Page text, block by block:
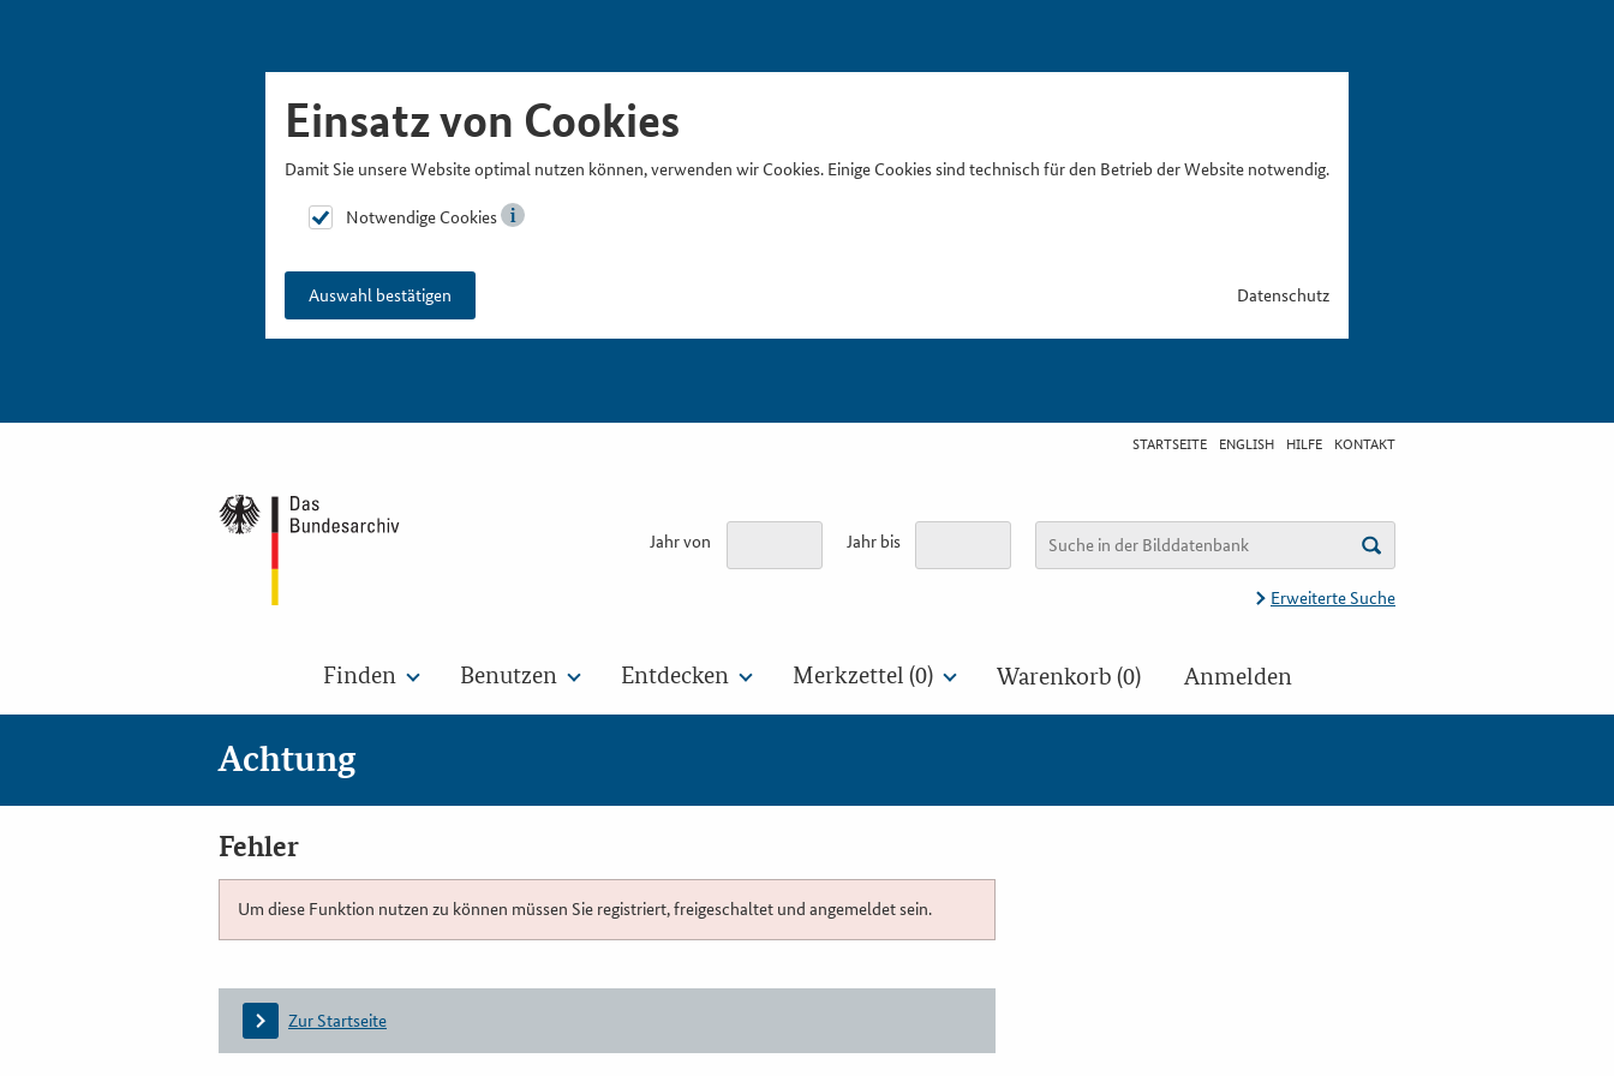
Einsatz von Cookies
Damit Sie unsere Website optimal nutzen können, verwenden wir Cookies. Einige Cookies sind technisch für den Betrieb der Website notwendig.
Notwendige Cookies
Auswahl bestätigen Datenschutz
STARTSEITE ENGLISH HILFE KONTAKT
Jahr von Jahr bis
Erweiterte Suche
Finden Benutzen Entdecken Merkzettel (0) Warenkorb (0) Anmelden
Achtung
Fehler
Um diese Funktion nutzen zu können müssen Sie registriert, freigeschaltet und angemeldet sein.
Zur Startseite